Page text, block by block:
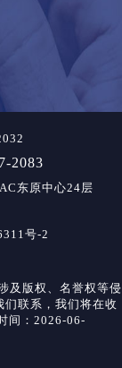
2083
东原中心24层
号-2
及版权、名誉权等侵
联系，我们将在收
间：2026-06-